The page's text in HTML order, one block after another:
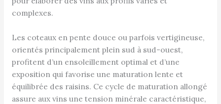
complexes.
Les coteaux en pente douce ou parfois vertigineuse,
orientés principalement plein sud à sud-ouest,
profitent d’un ensoleillement optimal et d’une
exposition qui favorise une maturation lente et
équilibrée des raisins. Ce cycle de maturation allongé
assure aux vins une tension minérale caractéristique,